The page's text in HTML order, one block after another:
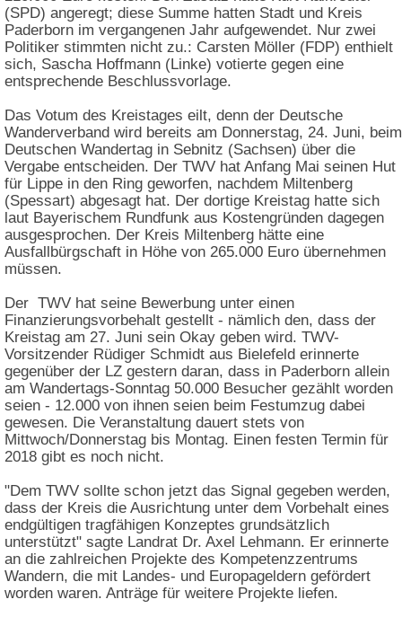
(SPD) angeregt; diese Summe hatten Stadt und Kreis
Paderborn im vergangenen Jahr aufgewendet. Nur zwei
Politiker stimmten nicht zu.: Carsten Möller (FDP) enthielt
sich, Sascha Hoffmann (Linke) votierte gegen eine
entsprechende Beschlussvorlage.
Das Votum des Kreistages eilt, denn der Deutsche
Wanderverband wird bereits am Donnerstag, 24. Juni, beim
Deutschen Wandertag in Sebnitz (Sachsen) über die
Vergabe entscheiden. Der TWV hat Anfang Mai seinen Hut
für Lippe in den Ring geworfen, nachdem Miltenberg
(Spessart) abgesagt hat. Der dortige Kreistag hatte sich
laut Bayerischem Rundfunk aus Kostengründen dagegen
ausgesprochen. Der Kreis Miltenberg hätte eine
Ausfallbürgschaft in Höhe von 265.000 Euro übernehmen
müssen.
Der TWV hat seine Bewerbung unter einen
Finanzierungsvorbehalt gestellt - nämlich den, dass der
Kreistag am 27. Juni sein Okay geben wird. TWV-
Vorsitzender Rüdiger Schmidt aus Bielefeld erinnerte
gegenüber der LZ gestern daran, dass in Paderborn allein
am Wandertags-Sonntag 50.000 Besucher gezählt worden
seien - 12.000 von ihnen seien beim Festumzug dabei
gewesen. Die Veranstaltung dauert stets von
Mittwoch/Donnerstag bis Montag. Einen festen Termin für
2018 gibt es noch nicht.
"Dem TWV sollte schon jetzt das Signal gegeben werden,
dass der Kreis die Ausrichtung unter dem Vorbehalt eines
endgültigen tragfähigen Konzeptes grundsätzlich
unterstützt" sagte Landrat Dr. Axel Lehmann. Er erinnerte
an die zahlreichen Projekte des Kompetenzzentrums
Wandern, die mit Landes- und Europageldern gefördert
worden waren. Anträge für weitere Projekte liefen.